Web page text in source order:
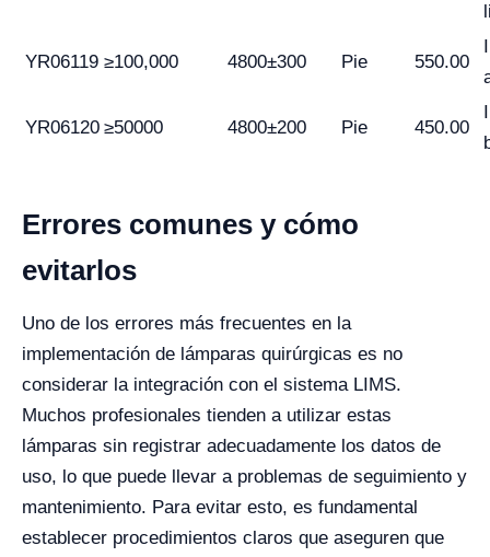
YR06119 ≥100,000 4800±300 Pie 550.00
YR06120 ≥50000 4800±200 Pie 450.00
Errores comunes y cómo
evitarlos
Uno de los errores más frecuentes en la
implementación de lámparas quirúrgicas es no
considerar la integración con el sistema LIMS.
Muchos profesionales tienden a utilizar estas
lámparas sin registrar adecuadamente los datos de
uso, lo que puede llevar a problemas de seguimiento y
mantenimiento. Para evitar esto, es fundamental
establecer procedimientos claros que aseguren que